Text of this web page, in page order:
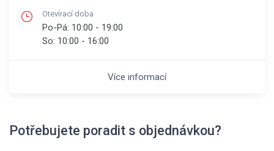
Otevírací doba
Po-Pá: 10:00 - 19:00
So: 10:00 - 16:00
Více informací
Potřebujete poradit s objednávkou?